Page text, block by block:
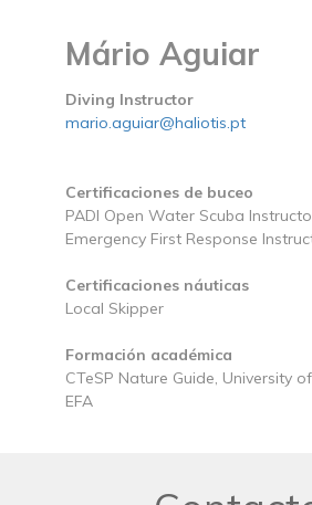
Mário Aguiar
Diving Instructor
mario.aguiar@haliotis.pt
Certificaciones de buceo
PADI Open Water Scuba
Emergency First Response
Certificaciones náuticas
Local Skipper
Formación académica
CTeSP Nature Guide, University
EFA